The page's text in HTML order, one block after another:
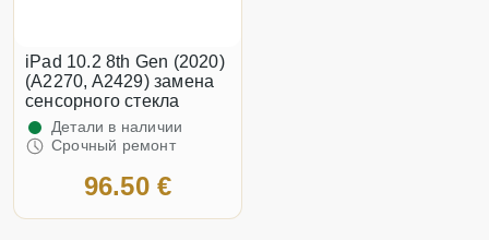
iPad 10.2 8th Gen (2020)
(A2270, A2429) замена
сенсорного стекла
Детали в наличии
Срочный ремонт
96.50 €